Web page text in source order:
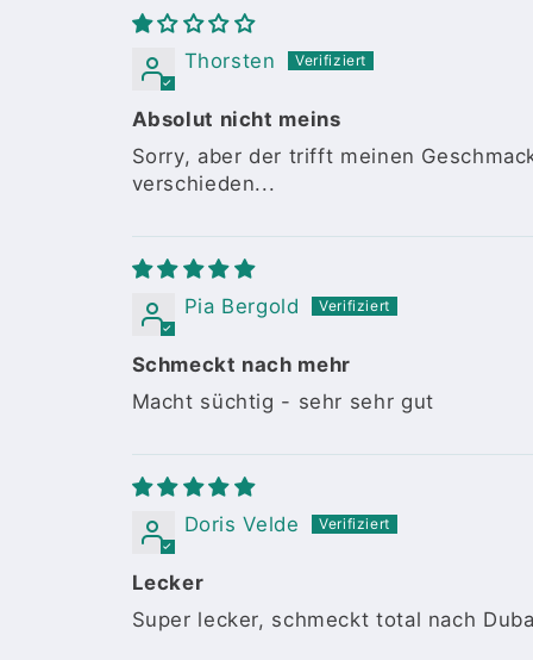
Thorsten
Absolut nicht meins
Sorry, aber der trifft meinen
verschieden...
Pia Bergold
Schmeckt nach mehr
Macht süchtig - sehr sehr gut
Doris Velde
Lecker
Super lecker, schmeckt total nach